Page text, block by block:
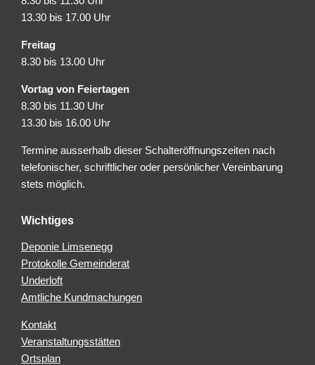
13.30 bis 17.00 Uhr
Freitag
8.30 bis 13.00 Uhr
Vortag von Feiertagen
8.30 bis 11.30 Uhr
13.30 bis 16.00 Uhr
Termine ausserhalb dieser Schalteröffnungszeiten nach
telefonischer, schriftlicher oder persönlicher Vereinbarung
stets möglich.
Wichtiges
Deponie Limsenegg
Protokolle Gemeinderat
Underloft
Amtliche Kundmachungen
Kontakt
Veranstaltungsstätten
Ortsplan